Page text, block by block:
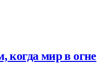
когда мир в огне